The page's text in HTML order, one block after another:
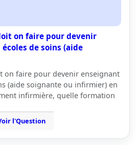
on faire pour devenir
de soins (aide
on faire pour devenir enseignant
(aide soignante ou infirmier) en
infirmière, quelle formation
l'Question